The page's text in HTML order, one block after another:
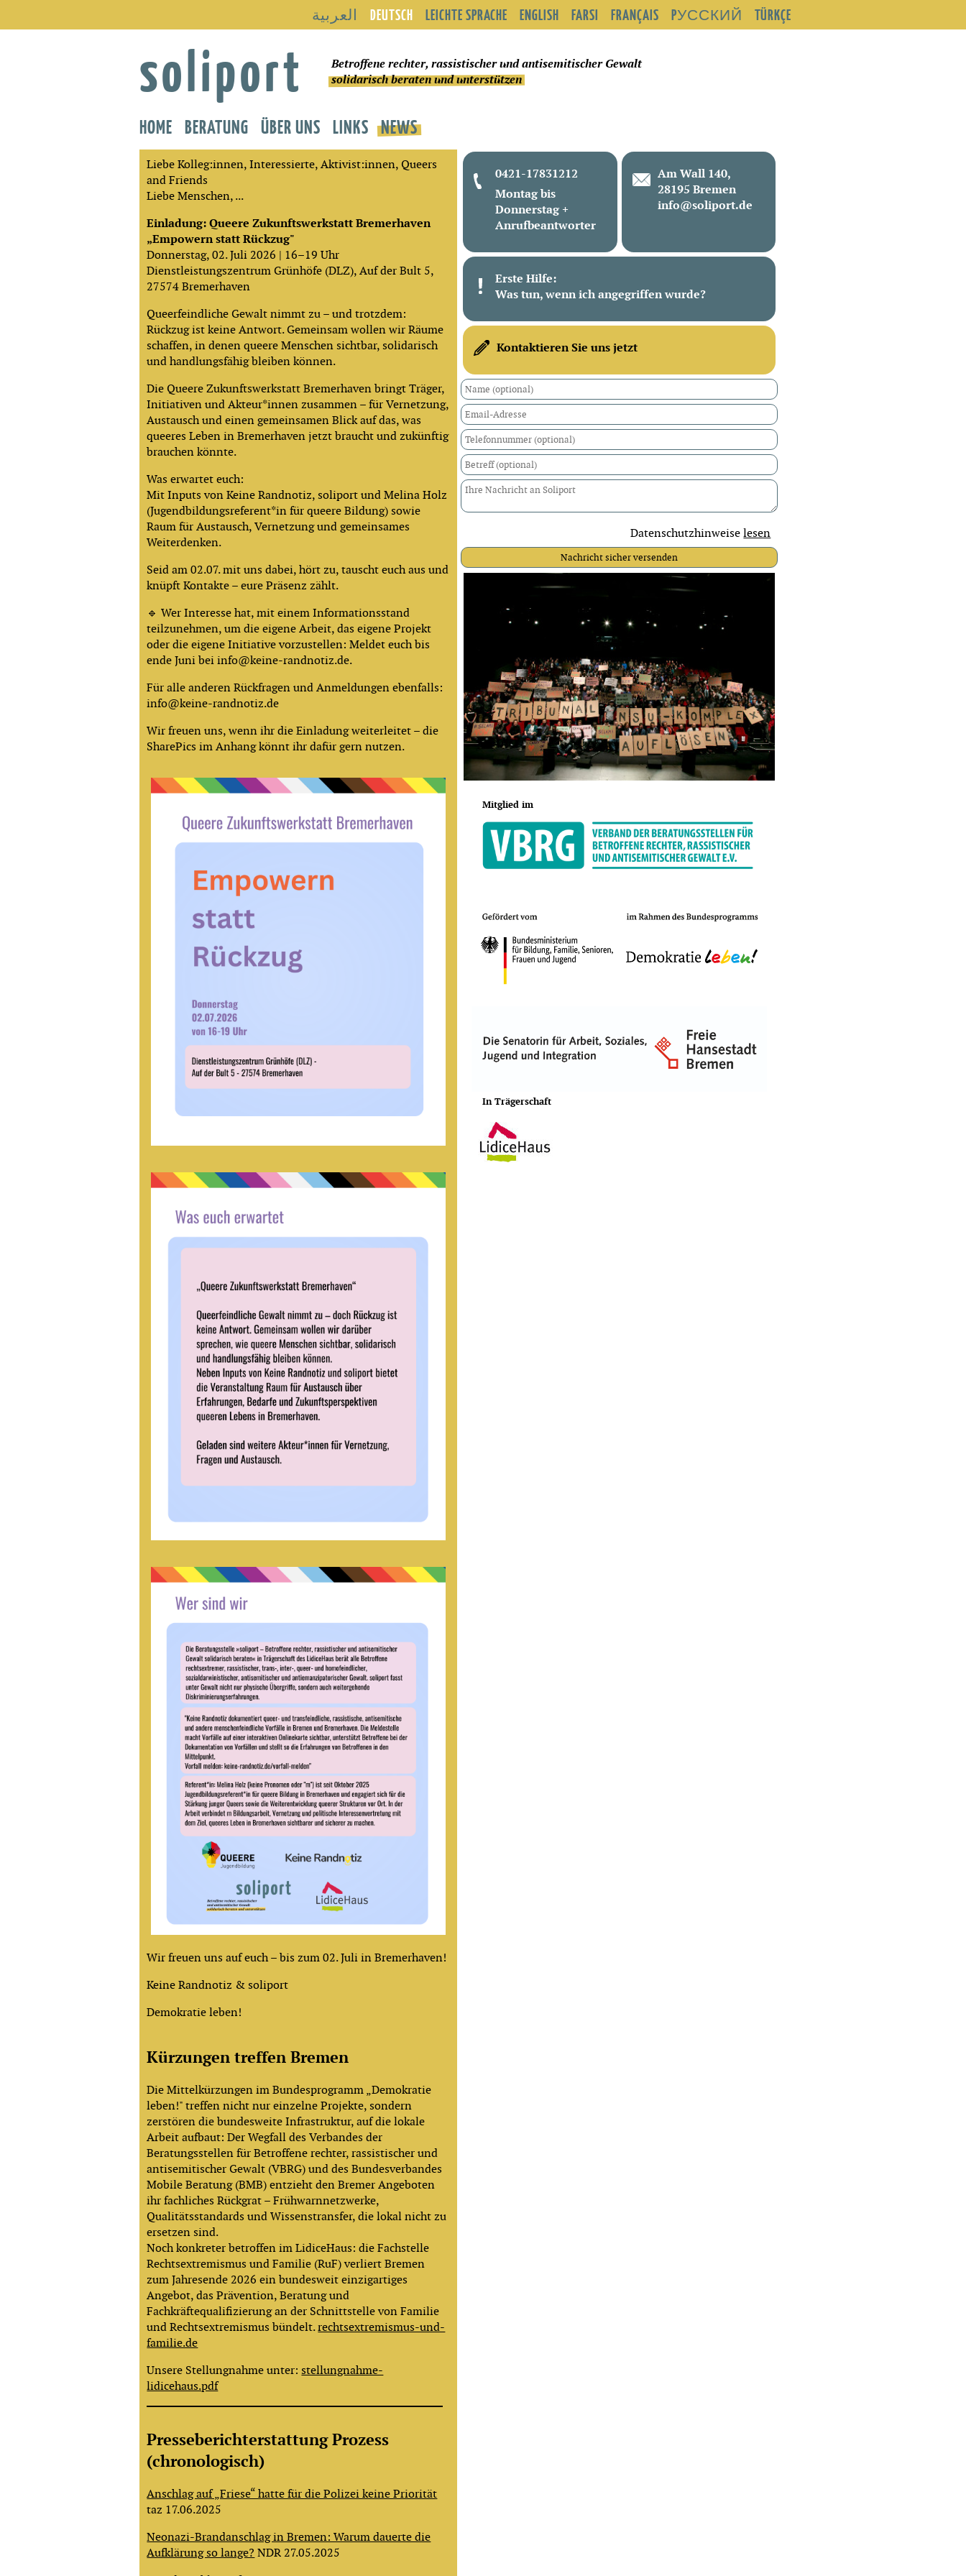
العربية DEUTSCH LEICHTE SPRACHE ENGLISH FARSI FRANÇAIS PУССКИЙ TÜRKÇE
soliport
Betroffene rechter, rassistischer und antisemitischer Gewalt
solidarisch beraten und unterstützen
HOME BERATUNG ÜBER UNS LINKS NEWS
Liebe Kolleg:innen, Interessierte, Aktivist:innen, Queers
and Friends
Liebe Menschen, ...
Einladung: Queere Zukunftswerkstatt Bremerhaven
„Empowern statt Rückzug"
Donnerstag, 02. Juli 2026 | 16–19 Uhr
Dienstleistungszentrum Grünhöfe (DLZ), Auf der Bult 5,
27574 Bremerhaven
Queerfeindliche Gewalt nimmt zu – und trotzdem:
Rückzug ist keine Antwort. Gemeinsam wollen wir Räume
schaffen, in denen queere Menschen sichtbar, solidarisch
und handlungsfähig bleiben können.
Die Queere Zukunftswerkstatt Bremerhaven bringt Träger,
Initiativen und Akteur*innen zusammen – für Vernetzung,
Austausch und einen gemeinsamen Blick auf das, was
queeres Leben in Bremerhaven jetzt braucht und zukünftig
brauchen könnte.
Was erwartet euch:
Mit Inputs von Keine Randnotiz, soliport und Melina Holz
(Jugendbildungsreferent*in für queere Bildung) sowie
Raum für Austausch, Vernetzung und gemeinsames
Weiterdenken.
Seid am 02.07. mit uns dabei, hört zu, tauscht euch aus und
knüpft Kontakte – eure Präsenz zählt.
🔹 Wer Interesse hat, mit einem Informationsstand
teilzunehmen, um die eigene Arbeit, das eigene Projekt
oder die eigene Initiative vorzustellen: Meldet euch bis
ende Juni bei info@keine-randnotiz.de.
Für alle anderen Rückfragen und Anmeldungen ebenfalls:
info@keine-randnotiz.de
Wir freuen uns, wenn ihr die Einladung weiterleitet – die
SharePics im Anhang könnt ihr dafür gern nutzen.
Wir freuen uns auf euch – bis zum 02. Juli in Bremerhaven!
Keine Randnotiz & soliport
Demokratie leben!
Kürzungen treffen Bremen
Die Mittelkürzungen im Bundesprogramm „Demokratie
leben!" treffen nicht nur einzelne Projekte, sondern
zerstören die bundesweite Infrastruktur, auf die lokale
Arbeit aufbaut: Der Wegfall des Verbandes der
Beratungsstellen für Betroffene rechter, rassistischer und
antisemitischer Gewalt (VBRG) und des Bundesverbandes
Mobile Beratung (BMB) entzieht den Bremer Angeboten
ihr fachliches Rückgrat – Frühwarnnetzwerke,
Qualitätsstandards und Wissenstransfer, die lokal nicht zu
ersetzen sind.
Noch konkreter betroffen im LidiceHaus: die Fachstelle
Rechtsextremismus und Familie (RuF) verliert Bremen
zum Jahresende 2026 ein bundesweit einzigartiges
Angebot, das Prävention, Beratung und
Fachkräftequalifizierung an der Schnittstelle von Familie
und Rechtsextremismus bündelt.rechtsextremismus-und-
familie.de
Unsere Stellungnahme unter: stellungnahme-
lidicehaus.pdf
Presseberichterstattung Prozess
(chronologisch)
Anschlag auf „Friese“ hatte für die Polizei keine Priorität
taz 17.06.2025
Neonazi-Brandanschlag in Bremen: Warum dauerte die
Aufklärung so lange? NDR 27.05.2025
0421-17831212
Montag bis
Donnerstag +
Anrufbeantworter
Am Wall 140,
28195 Bremen
info@soliport.de
Erste Hilfe:
Was tun, wenn ich angegriffen wurde?
Kontaktieren Sie uns jetzt
Datenschutzhinweiselesen
Mitglied im
In Trägerschaft